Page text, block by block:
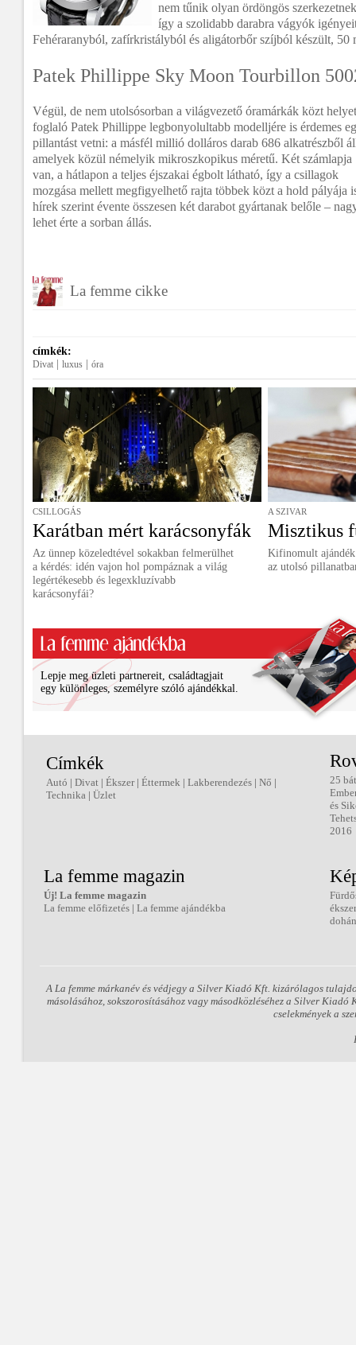
nem tűnik olyan ördöngös
így a szolidabb darabra vágyók
Fehéraranyból, zafírkristályból és aligátorbőr szíjból készült, 50
Patek Phillippe Sky Moon Tourbillon
Végül, de nem utolsósorban a világvezető óramárkák közt helyet
foglaló Patek Phillippe legbonyolultabb modelljére is érdemes
pillantást vetni: a másfél millió dolláros darab 686 alkatrészből
amelyek közül némelyik mikroszkopikus méretű. Két számlapja
van, a hátlapon a teljes éjszakai égbolt látható, így a csillagok
mozgása mellett megfigyelhető rajta többek közt a hold pályája
hírek szerint évente összesen két darabot gyártanak belőle –
lehet érte a sorban állás.
La femme cikke
címkék:
Divat luxus óra
CSILLOGÁS
Karátban mért karácsonyfák
Az ünnep közeledtével sokakban felmerülhet
a kérdés: idén vajon hol pompáznak a világ
legértékesebb és legexkluzívabb
karácsonyfái?
A SZIVAR
Misztikus
Kifinomult ajándék
az utolsó
Lepje meg üzleti partnereit, családtagjait
egy különleges, személyre szóló ajándékkal.
Címkék
Autó | Divat | Ékszer| Éttermek | Lakberendezés | Nő |
Technika | Üzlet
25
és
2016
La femme magazin
Új! La femme magazin
La femme előfizetés | La femme ajándékba
A La femme márkanév és védjegy a Silver Kiadó Kft. kizárólagos
másolásához, sokszorosításához vagy másodközléséhez a Silver
cselekmények a